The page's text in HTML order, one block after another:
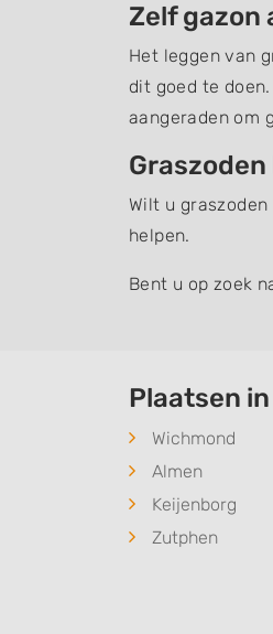
Zelf gazon
Het leggen van
dit goed te
aangeraden om
Wilt u
helpen.
Bent u op zoek
Plaatsen
Wichmond
Almen
Keijenborg
Zutphen